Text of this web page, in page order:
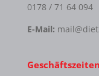
0178 / 71 64 094
E-Mail:
Geschäftszeiten